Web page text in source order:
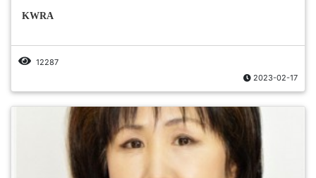
KWRA
12287
2023-02-17